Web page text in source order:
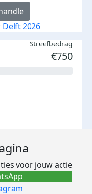
Delft 2026
Streefbedrag
€750
voor jouw actie